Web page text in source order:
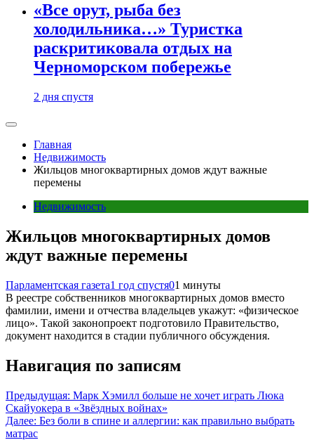
«Все орут, рыба без
холодильника…» Туристка
раскритиковала отдых на
Черноморском побережье
2 дня спустя
Главная
Недвижимость
Жильцов многоквартирных домов ждут важные
перемены
Недвижимость
Жильцов многоквартирных домов
ждут важные перемены
Парламентская газета1 год спустя01 минуты
В реестре собственников многоквартирных домов вместо
фамилии, имени и отчества владельцев укажут: «физическое
лицо». Такой законопроект подготовило Правительство,
документ находится в стадии публичного обсуждения.
Навигация по записям
Предыдущая: Марк Хэмилл больше не хочет играть Люка
Скайуокера в «Звёздных войнах»
Далее: Без боли в спине и аллергии: как правильно выбрать
матрас